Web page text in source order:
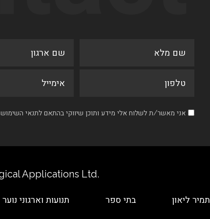
אני מאשר/ת לשלוח אלי מידע ותוכן שיווקי בהתאם לתנאי השימוש
.Anthropological Applications Ltd
תמיר ליאון בתי ספר תנועות וארגוני נוער